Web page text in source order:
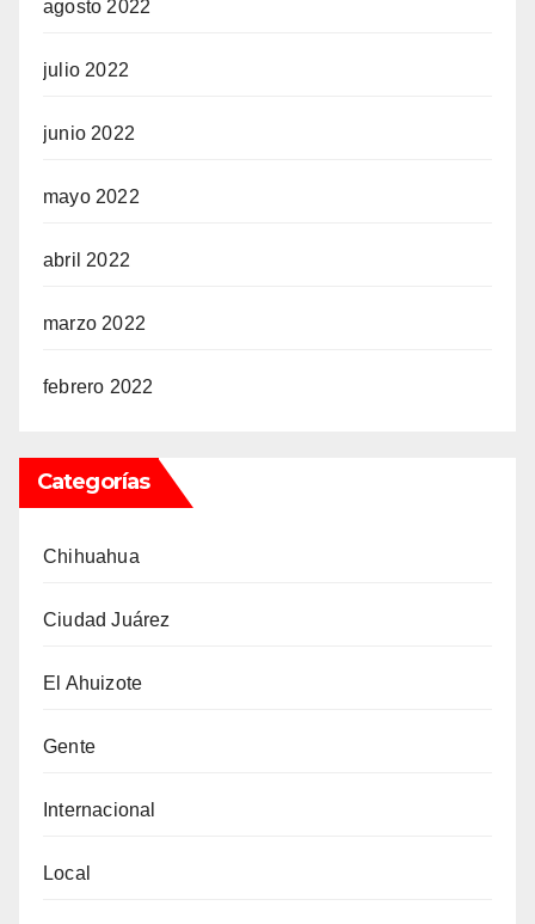
agosto 2022
julio 2022
junio 2022
mayo 2022
abril 2022
marzo 2022
febrero 2022
Categorías
Chihuahua
Ciudad Juárez
El Ahuizote
Gente
Internacional
Local